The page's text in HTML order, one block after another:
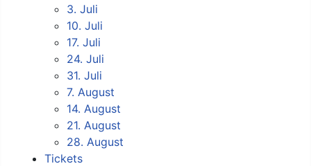
3. Juli
10. Juli
17. Juli
24. Juli
31. Juli
7. August
14. August
21. August
28. August
Tickets